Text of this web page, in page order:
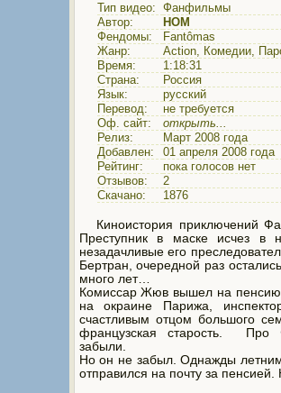
Тип видео: Фанфильмы
Автор:
НОМ
Фендомы:
Fantômas
Жанр:
Action, Комедии,
Время:
1:18:31
Страна:
Россия
Язык:
русский
Перевод:
не требуется
Оф. сайт:
открыть...
Релиз:
Март 2008 года
Добавлен:
01 апреля 2008 года
Рейтинг:
пока голосов нет
Отзывов:
2
Скачано:
1876
Киноистория приключений
Преступник в маске исчез в
незадачливые его
Бертран, очередной раз
много лет…
Комиссар Жюв вышел на
на окраине Парижа,
счастливым отцом большого
французская старость. Про
забыли.
Но он не забыл. Однажды
отправился на почту за